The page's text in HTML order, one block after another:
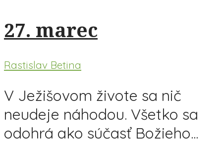
27. marec
Rastislav Betina
V Ježišovom živote sa nič
neudeje náhodou. Všetko sa
odohrá ako súčasť Božieho...